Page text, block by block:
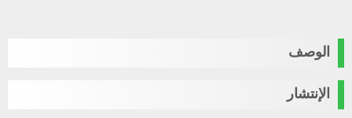
الوصف
الإنتشار